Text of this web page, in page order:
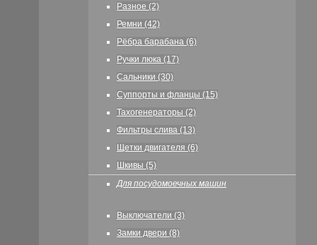
Разное (2)
Ремни (42)
Рёбра барабана (6)
Ручки люка (17)
Сальники (30)
Суппорты и фланцы (15)
Тахогенераторы (2)
Фильтры слива (13)
Щетки двигателя (6)
Шкивы (5)
Для посудомоечных машин
Выключатели (3)
Замки двери (8)